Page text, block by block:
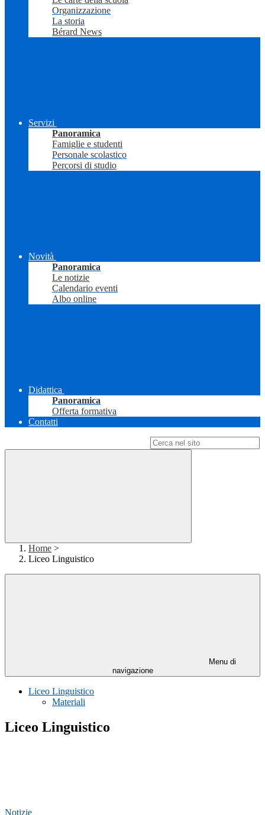
Organizzazione
La storia
Bérard News
Servizi
Panoramica
Famiglie e studenti
Personale scolastico
Percorsi di studio
Novità
Panoramica
Le notizie
Calendario eventi
Albo online
Didattica
Panoramica
Offerta formativa
Contatti
Home >
Liceo Linguistico
Menu di
navigazione
Liceo Linguistico
Materiali
Liceo Linguistico
Notizie